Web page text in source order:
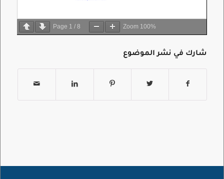
Page 1 / 8 Zoom 100%
شارك في نشر الموضوع